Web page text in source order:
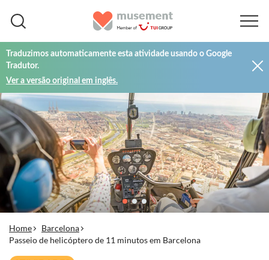
Traduzimos automaticamente esta atividade usando o Google
Tradutor.
Ver a versão original em inglês.
Home
Barcelona
Passeio de helicóptero de 11 minutos em Barcelona